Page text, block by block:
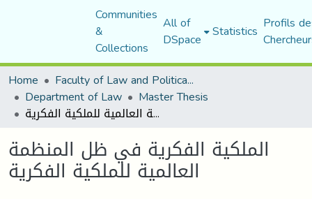
Communities
&
Collections
All of
DSpace Statistics Profils
Home
Faculty of Law and Political Science
Department of Law Master Thesis
الملكية الفكرية في ظل المنظمة العالمية للملكية الفكرية
الملكية الفكرية في ظل المنظمة
العالمية للملكية الفكرية